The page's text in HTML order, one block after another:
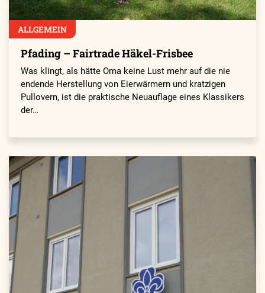
ALLGEMEIN
Pfading – Fairtrade Häkel-Frisbee
Was klingt, als hätte Oma keine Lust mehr auf die nie
endende Herstellung von Eierwärmern und kratzigen
Pullovern, ist die praktische Neuauflage eines Klassikers
der…